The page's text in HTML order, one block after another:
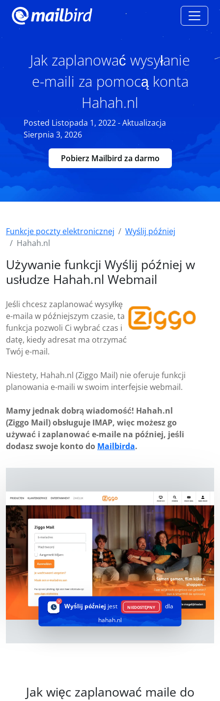
Jak zaplanować wysyłanie
e-maili za pomocą konta
Hahah.nl
Posted Listopada 1, 2022 - Aktualizacja
Sierpnia 3, 2026
Pobierz Mailbird za darmo
Funkcje poczty elektronicznej
Wyślij później
Hahah.nl
Używanie funkcji Wyślij później w
usłudze Hahah.nl Webmail
Jeśli chcesz zaplanować wysyłkę
e-maila w późniejszym czasie, ta
funkcja pozwoli Ci wybrać czas i
datę, kiedy adresat ma otrzymać
Twój e-mail.
Niestety, Hahah.nl (Ziggo Mail) nie oferuje funkcji
planowania e-maili w swoim interfejsie webmail.
Mamy jednak dobrą wiadomość! Hahah.nl
(Ziggo Mail) obsługuje IMAP, więc możesz go
używać i zaplanować e-maile na później, jeśli
dodasz swoje konto do Mailbirda.
Wyślij później jest NIEDOSTĘPNY
dla
hahah.nl
Jak więc zaplanować maile do